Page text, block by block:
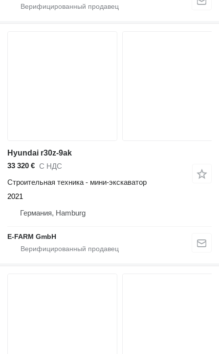
Hyundai r30z-9ak
33 320 € С НДС
Строительная техника - мини-экскаватор
2021
Германия, Hamburg
E-FARM GmbH